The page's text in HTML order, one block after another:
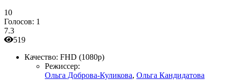
10
Голосов: 1
7.3
519
Качество: FHD (1080p)
Режиссер:
Ольга Доброва-Куликова, Ольга Кандидатова